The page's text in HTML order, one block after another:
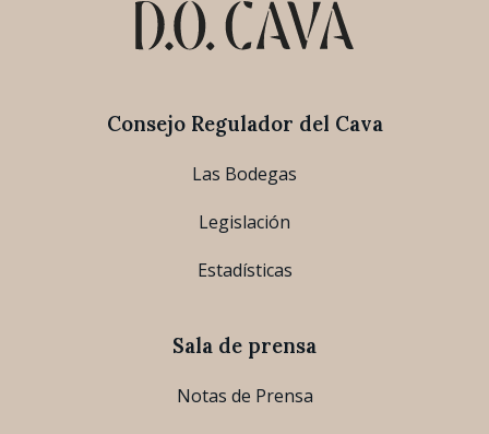
Consejo Regulador del Cava
Las Bodegas
Legislación
Estadísticas
Sala de prensa
Notas de Prensa